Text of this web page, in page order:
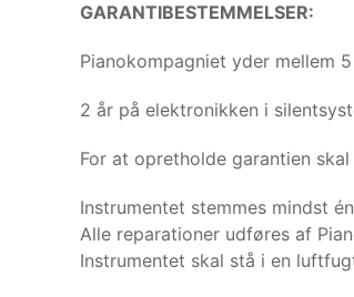
GARANTIBESTEMMELSER:
Pianokompagniet yder mellem
2 år på elektronikken i
For at opretholde garantien
Instrumentet stemmes mindst
Alle reparationer udføres af
Instrumentet skal stå i en